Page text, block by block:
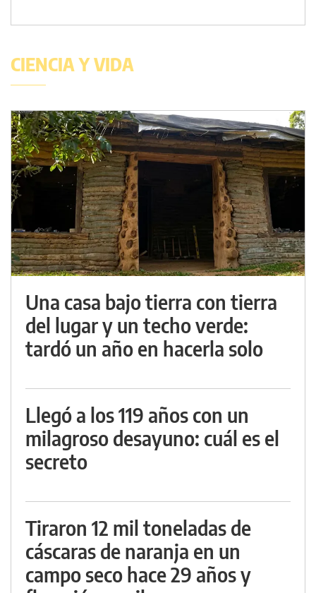
CIENCIA Y VIDA
Una casa bajo tierra con tierra
del lugar y un techo verde:
tardó un año en hacerla solo
Llegó a los 119 años con un
milagroso desayuno: cuál es el
secreto
Tiraron 12 mil toneladas de
cáscaras de naranja en un
campo seco hace 29 años y